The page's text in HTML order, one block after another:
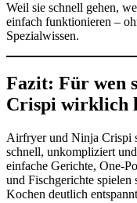
Weil sie schnell gehen,
einfach funktionieren –
Spezialwissen.
Fazit: Für wen
Crispi wirklich
Airfryer und Ninja Crispi
schnell, unkompliziert
einfache Gerichte, One-
und Fischgerichte spielen
Kochen deutlich